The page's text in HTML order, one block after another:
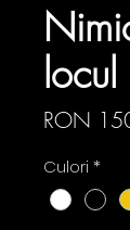
locul
RON
Culori *